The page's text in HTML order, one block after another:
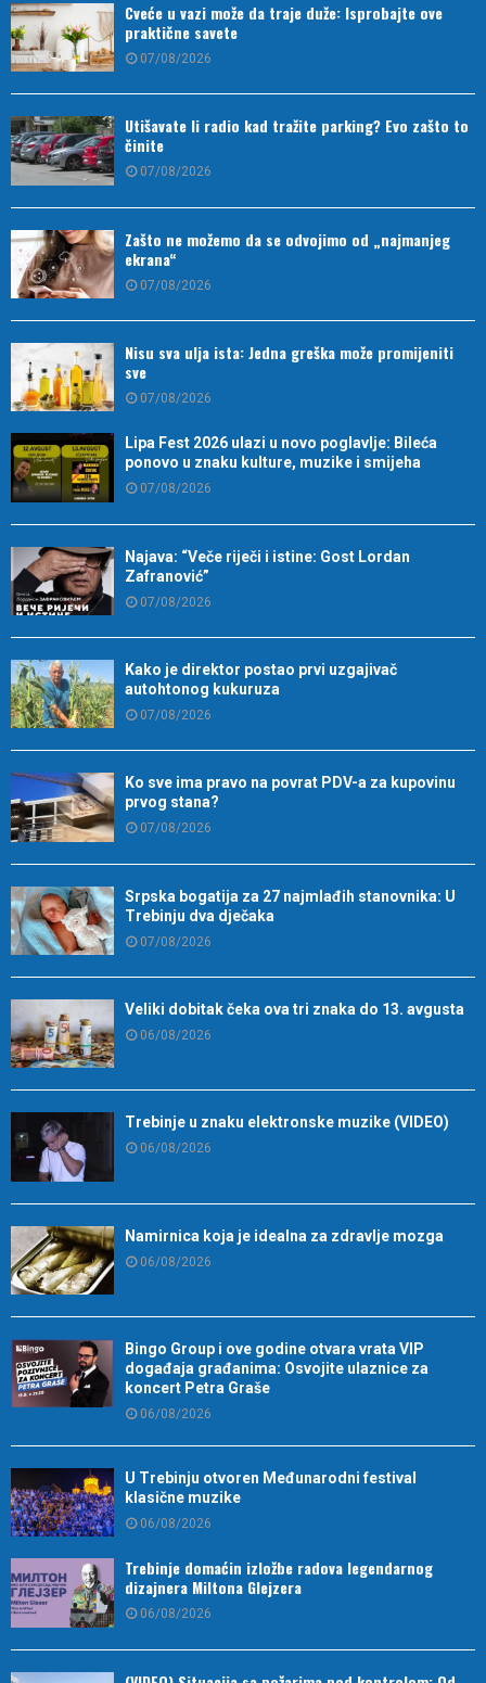
Cveće u vazi može da traje duže: Isprobajte ove
praktične savete
07/08/2026
Utišavate li radio kad tražite parking? Evo zašto to
činite
07/08/2026
Zašto ne možemo da se odvojimo od „najmanjeg
ekrana“
07/08/2026
Nisu sva ulja ista: Jedna greška može promijeniti
sve
07/08/2026
Lipa Fest 2026 ulazi u novo poglavlje: Bileća
ponovo u znaku kulture, muzike i smijeha
07/08/2026
Najava: “Veče riječi i istine: Gost Lordan
Zafranović”
07/08/2026
Kako je direktor postao prvi uzgajivač
autohtonog kukuruza
07/08/2026
Ko sve ima pravo na povrat PDV-a za kupovinu
prvog stana?
07/08/2026
Srpska bogatija za 27 najmlađih stanovnika: U
Trebinju dva dječaka
07/08/2026
Veliki dobitak čeka ova tri znaka do 13. avgusta
06/08/2026
Trebinje u znaku elektronske muzike (VIDEO)
06/08/2026
Namirnica koja je idealna za zdravlje mozga
06/08/2026
Bingo Group i ove godine otvara vrata VIP
događaja građanima: Osvojite ulaznice za
koncert Petra Graše
06/08/2026
U Trebinju otvoren Međunarodni festival
klasične muzike
06/08/2026
Trebinje domaćin izložbe radova legendarnog
dizajnera Miltona Glejzera
06/08/2026